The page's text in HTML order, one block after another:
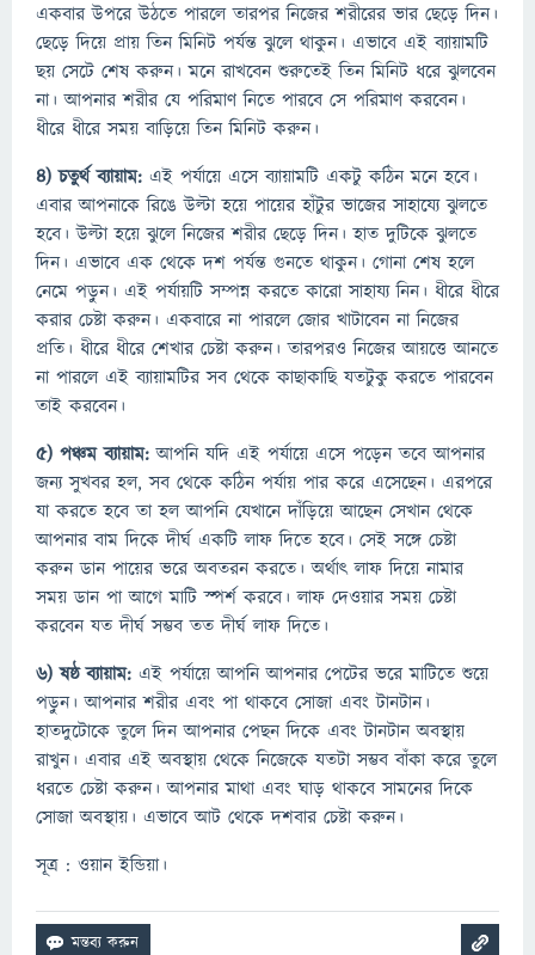
একবার উপরে উঠতে পারলে তারপর নিজের শরীরের ভার ছেড়ে দিন।
ছেড়ে দিয়ে প্রায় তিন মিনিট পর্যন্ত ঝুলে থাকুন। এভাবে এই ব্যায়ামটি
ছয় সেটে শেষ করুন। মনে রাখবেন শুরুতেই তিন মিনিট ধরে ঝুলবেন
না। আপনার শরীর যে পরিমাণ নিতে পারবে সে পরিমাণ করবেন।
ধীরে ধীরে সময় বাড়িয়ে তিন মিনিট করুন।
৪) চতুর্থ ব্যায়াম: এই পর্যায়ে এসে ব্যায়ামটি একটু কঠিন মনে হবে।
এবার আপনাকে রিঙে উল্টা হয়ে পায়ের হাঁটুর ভাজের সাহায্যে ঝুলতে
হবে। উল্টা হয়ে ঝুলে নিজের শরীর ছেড়ে দিন। হাত দুটিকে ঝুলতে
দিন। এভাবে এক থেকে দশ পর্যন্ত গুনতে থাকুন। গোনা শেষ হলে
নেমে পড়ুন। এই পর্যায়টি সম্পন্ন করতে কারো সাহায্য নিন। ধীরে ধীরে
করার চেষ্টা করুন। একবারে না পারলে জোর খাটাবেন না নিজের
প্রতি। ধীরে ধীরে শেখার চেষ্টা করুন। তারপরও নিজের আয়ত্তে আনতে
না পারলে এই ব্যায়ামটির সব থেকে কাছাকাছি যতটুকু করতে পারবেন
তাই করবেন।
৫) পঞ্চম ব্যায়াম: আপনি যদি এই পর্যায়ে এসে পড়েন তবে আপনার
জন্য সুখবর হল, সব থেকে কঠিন পর্যায় পার করে এসেছেন। এরপরে
যা করতে হবে তা হল আপনি যেখানে দাঁড়িয়ে আছেন সেখান থেকে
আপনার বাম দিকে দীর্ঘ একটি লাফ দিতে হবে। সেই সঙ্গে চেষ্টা
করুন ডান পায়ের ভরে অবতরন করতে। অর্থাৎ লাফ দিয়ে নামার
সময় ডান পা আগে মাটি স্পর্শ করবে। লাফ দেওয়ার সময় চেষ্টা
করবেন যত দীর্ঘ সম্ভব তত দীর্ঘ লাফ দিতে।
৬) ষষ্ঠ ব্যায়াম: এই পর্যায়ে আপনি আপনার পেটের ভরে মাটিতে শুয়ে
পড়ুন। আপনার শরীর এবং পা থাকবে সোজা এবং টানটান।
হাতদুটোকে তুলে দিন আপনার পেছন দিকে এবং টানটান অবস্থায়
রাখুন। এবার এই অবস্থায় থেকে নিজেকে যতটা সম্ভব বাঁকা করে তুলে
ধরতে চেষ্টা করুন। আপনার মাথা এবং ঘাড় থাকবে সামনের দিকে
সোজা অবস্থায়। এভাবে আট থেকে দশবার চেষ্টা করুন।
সূত্র : ওয়ান ইন্ডিয়া।